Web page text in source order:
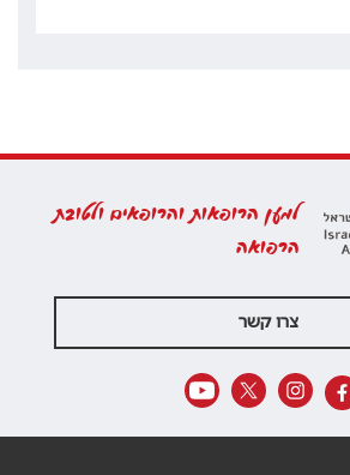
למען הרופאות והרופאים ולטובת
הרפואה
צרו קשר